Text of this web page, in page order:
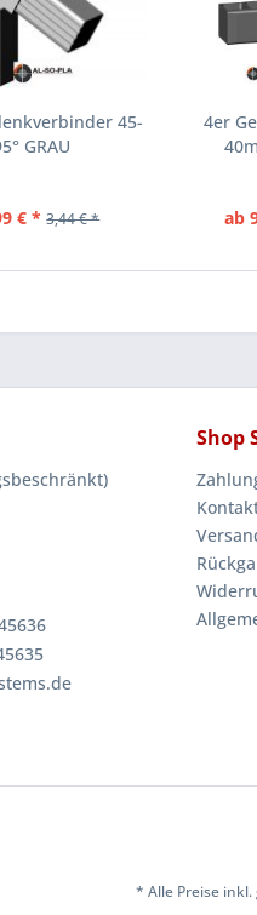
45-
GRAU
€ * 3,44 € *
4er
ab
Shop
* Alle Preise